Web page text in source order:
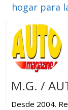
hogar para
M.G. /
Desde 2004.